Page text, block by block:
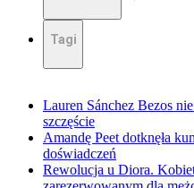
Tagi
Lauren Sánchez Bezos
szczęście
Amandę Peet dotknęła
doświadczeń
Rewolucja u Diora.